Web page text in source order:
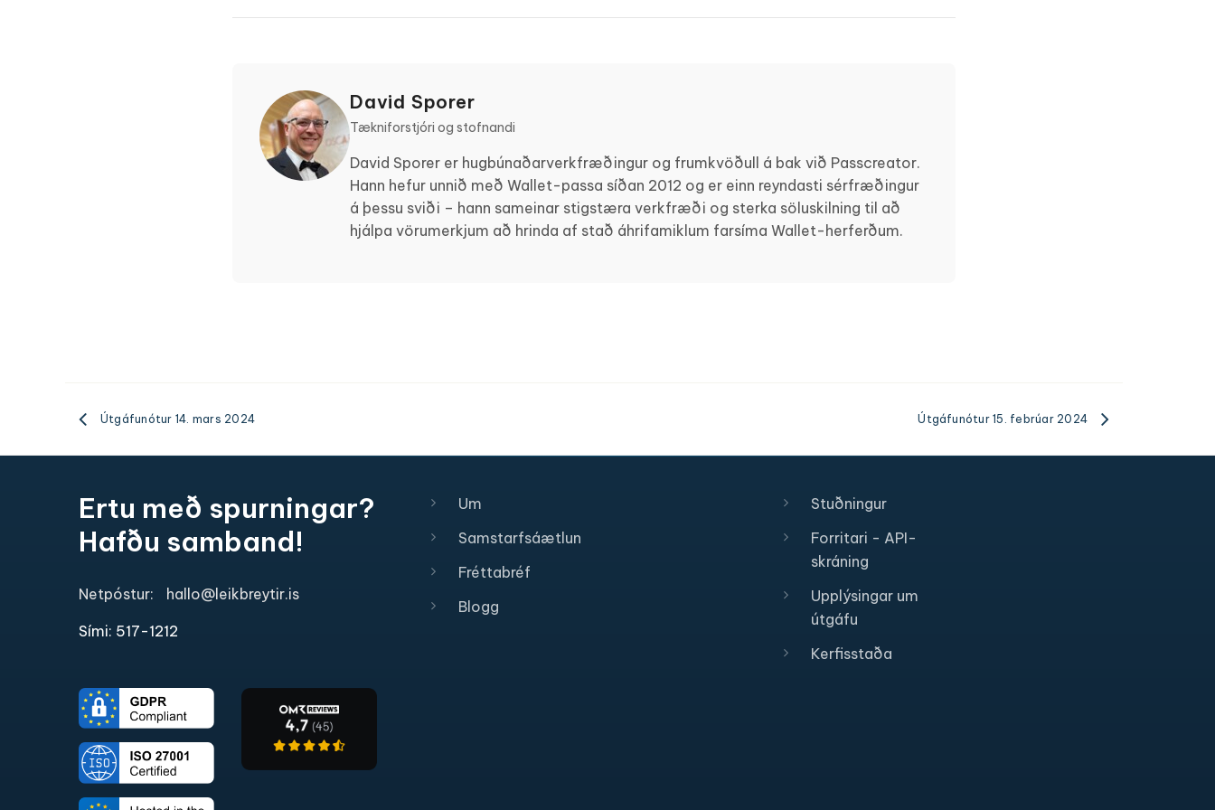
David Sporer
Tækniforstjóri og stofnandi
David Sporer er hugbúnaðarverkfræðingur og frumkvöðull á bak við Passcreator.
Hann hefur unnið með Wallet-passa síðan 2012 og er einn reyndasti sérfræðingur
á þessu sviði – hann sameinar stigstæra verkfræði og sterka söluskilning til að
hjálpa vörumerkjum að hrinda af stað áhrifamiklum farsíma Wallet-herferðum.
Útgáfunótur 14. mars 2024 Útgáfunótur 15. febrúar 2024
Ertu með spurningar?
Hafðu samband!
Netpóstur: hallo@leikbreytir.is
Sími: 517-1212​
Um
Samstarfsáætlun
Fréttabréf
Blogg
Stuðningur
Forritari - API-
skráning
Upplýsingar um
útgáfu
Kerfisstaða